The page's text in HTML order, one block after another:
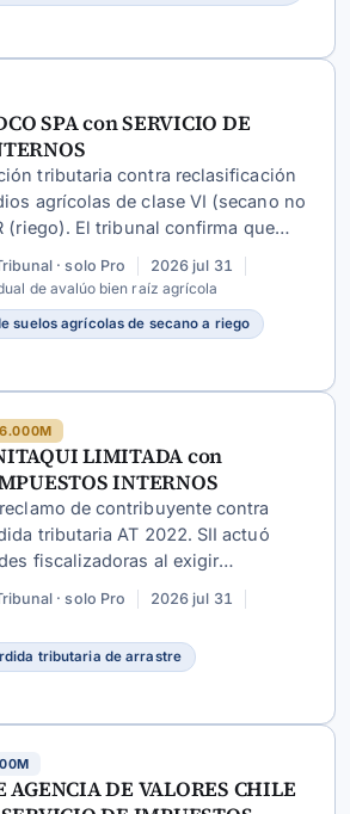
SPA con SERVICIO DE
tributaria contra reclasificación
agrícolas de clase VI (secano no
(riego). El tribunal confirma que
de avellano bajo riego
como terreno de riego conforme
· solo Pro
2026 jul 31
de avalúo bien raíz agrícola
suelos agrícolas de secano a riego
LIMITADA con
INTERNOS
de contribuyente contra
tributaria AT 2022. SII actuó
fiscalizadoras al exigir
de pérdidas de arrastre, no
a artículos 59, 25 CT ni
propios.
· solo Pro
2026 jul 31
tributaria de arrastre
AGENCIA DE VALORES CHILE